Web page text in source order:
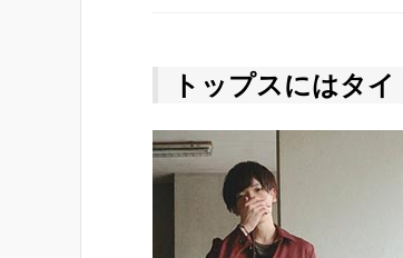
トップスにはタ